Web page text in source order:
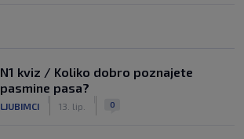
N1 kviz / Koliko dobro poznajete
pasmine pasa?
LJUBIMCI 13. lip. 0